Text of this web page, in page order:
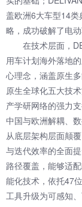
盖欧洲6大车型14
略，成功破解了电
在技术层面，
用车计划海外落地
心理念，涵盖原生
原生全球化五大技
产学研网络的强力
中国与欧洲解耦、
从底层架构层面颠
与迭代效率的全面
路径覆盖，能够适
能化技术，依托47
工具升级为可感知